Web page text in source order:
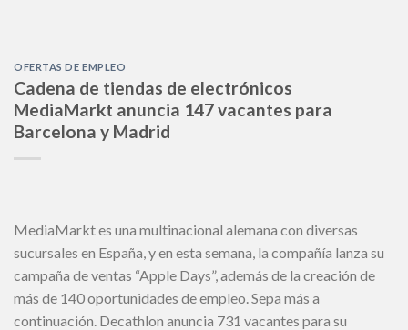
OFERTAS DE EMPLEO
Cadena de tiendas de electrónicos
MediaMarkt anuncia 147 vacantes para
Barcelona y Madrid
MediaMarkt es una multinacional alemana con diversas
sucursales en España, y en esta semana, la compañía lanza su
campaña de ventas “Apple Days”, además de la creación de
más de 140 oportunidades de empleo. Sepa más a
continuación. Decathlon anuncia 731 vacantes para su